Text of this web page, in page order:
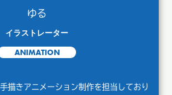
ゆる
イラストレーター
ANIMATION
きアニメーション制作を担当しており